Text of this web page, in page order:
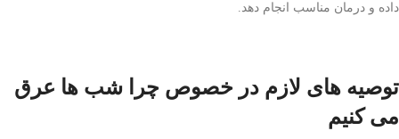
داده و درمان مناسب انجام دهد.
توصیه های لازم در خصوص چرا شب ها عرق
می کنیم